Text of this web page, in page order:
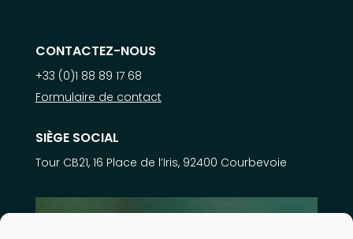
CONTACTEZ-NOUS
+33 (0)1 88 89 17 68
Formulaire de contact
SIÈGE SOCIAL
Tour CB21, 16 Place de l’Iris, 92400 Courbevoie